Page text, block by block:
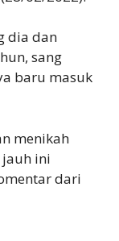
dia dan
sang
baru masuk
menikah
ini
dari